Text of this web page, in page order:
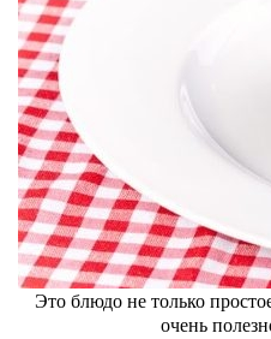
Это блюдо не только
очень